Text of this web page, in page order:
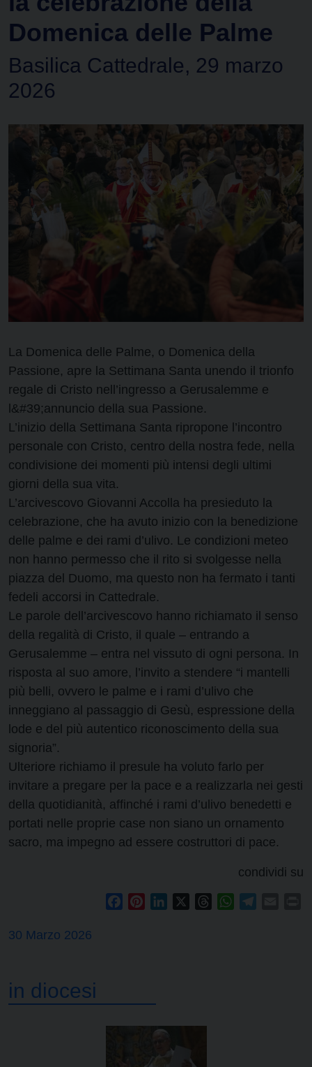
Domenica delle Palme
Basilica Cattedrale, 29 marzo
2026
La Domenica delle Palme, o Domenica della
Passione, apre la Settimana Santa unendo il trionfo
regale di Cristo nell’ingresso a Gerusalemme e
l&#39;annuncio della sua Passione.
L’inizio della Settimana Santa ripropone l’incontro
personale con Cristo, centro della nostra fede, nella
condivisione dei momenti più intensi degli ultimi
giorni della sua vita.
L’arcivescovo Giovanni Accolla ha presieduto la
celebrazione, che ha avuto inizio con la benedizione
delle palme e dei rami d’ulivo. Le condizioni meteo
non hanno permesso che il rito si svolgesse nella
piazza del Duomo, ma questo non ha fermato i tanti
fedeli accorsi in Cattedrale.
Le parole dell’arcivescovo hanno richiamato il senso
della regalità di Cristo, il quale – entrando a
Gerusalemme – entra nel vissuto di ogni persona. In
risposta al suo amore, l’invito a stendere “i mantelli
più belli, ovvero le palme e i rami d’ulivo che
inneggiano al passaggio di Gesù, espressione della
lode e del più autentico riconoscimento della sua
signoria”.
Ulteriore richiamo il presule ha voluto farlo per
invitare a pregare per la pace e a realizzarla nei gesti
della quotidianità, affinché i rami d’ulivo benedetti e
portati nelle proprie case non siano un ornamento
sacro, ma impegno ad essere costruttori di pace.
condividi su
FacebookPinterestLinkedIn ThreadsWhatsApp
30 Marzo 2026
in diocesi